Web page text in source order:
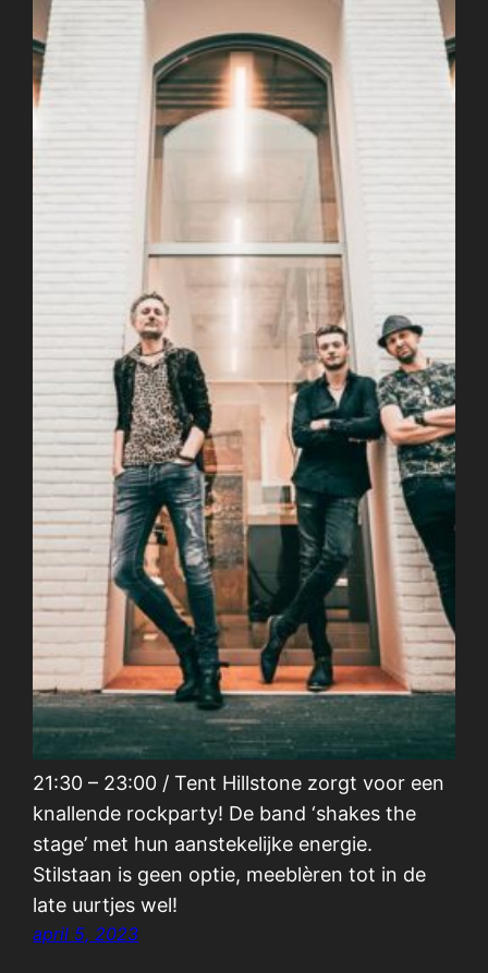
21:30 – 23:00 / Tent Hillstone zorgt voor een
knallende rockparty! De band ‘shakes the
stage’ met hun aanstekelijke energie.
Stilstaan is geen optie, meeblèren tot in de
late uurtjes wel!
april 5, 2023